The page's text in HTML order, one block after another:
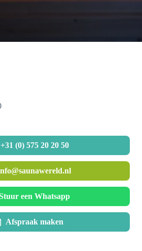
+31 (0) 575 20 20 50
een Whatsapp
Afspraak maken